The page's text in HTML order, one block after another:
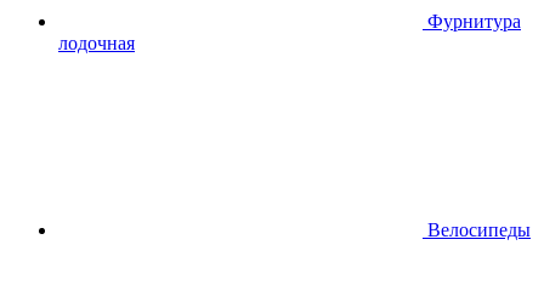
Фурнитура
лодочная
Велосипеды